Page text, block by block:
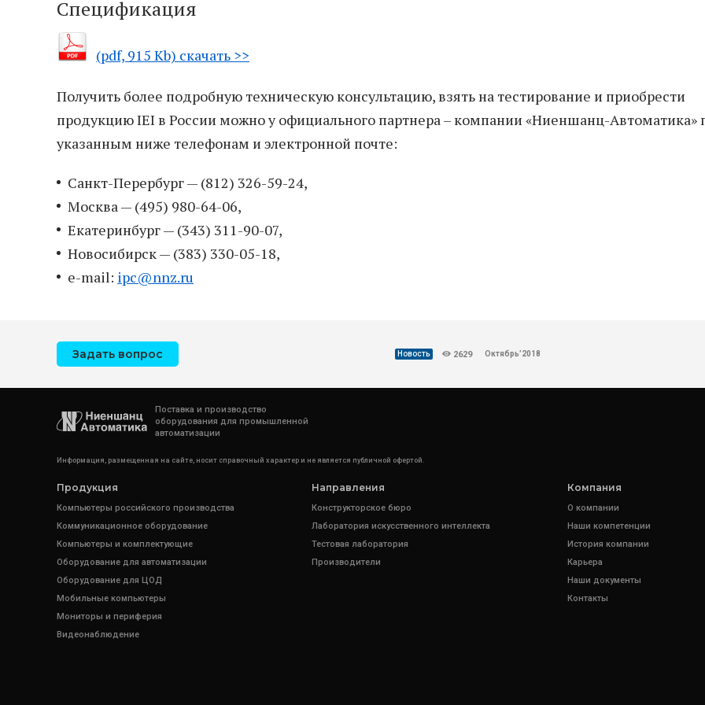
Спецификация
(pdf, 915 Kb) скачать >>
Получить более подробную техническую консультацию, взять на тестирование и приобрести
продукцию IEI в России можно у официального партнера – компании «Ниеншанц-Автоматика»
указанным ниже телефонам и электронной почте:
Санкт-Перербург — (812) 326-59-24,
Москва — (495) 980-64-06,
Екатеринбург — (343) 311-90-07,
Новосибирск — (383) 330-05-18,
e-mail: ipc@nnz.ru
Задать вопрос Новость 2629 Октябрь’2018
Поставка и производство
оборудования для промышленной
автоматизации
Информация, размещенная на сайте, носит справочный характер и не является публичной офертой.
Продукция
Компьютеры российского производства
Коммуникационное оборудование
Компьютеры и комплектующие
Оборудование для автоматизации
Оборудование для ЦОД
Мобильные компьютеры
Мониторы и периферия
Видеонаблюдение
Направления
Конструкторское бюро
Лаборатория искусственного интеллекта
Тестовая лаборатория
Производители
Компания
О компании
Наши компетенции
История компании
Карьера
Наши документы
Контакты